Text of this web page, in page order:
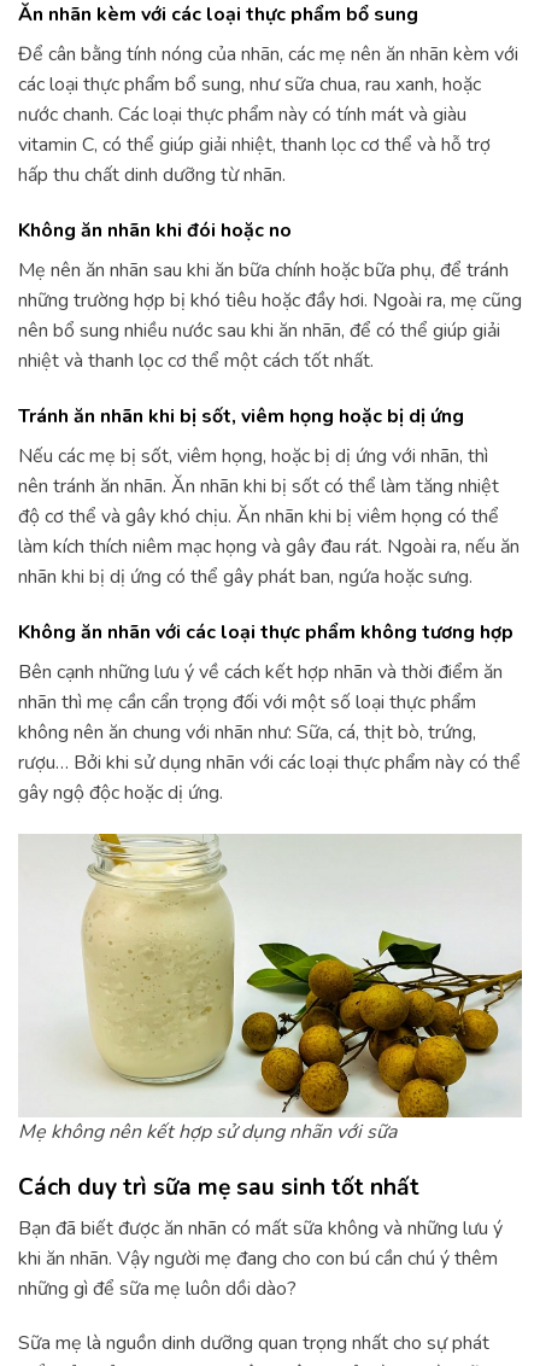
Ăn nhãn kèm với các loại thực phẩm bổ sung
Để cân bằng tính nóng của nhãn, các mẹ nên ăn nhãn kèm với
các loại thực phẩm bổ sung, như sữa chua, rau xanh, hoặc
nước chanh. Các loại thực phẩm này có tính mát và giàu
vitamin C, có thể giúp giải nhiệt, thanh lọc cơ thể và hỗ trợ
hấp thu chất dinh dưỡng từ nhãn.
Không ăn nhãn khi đói hoặc no
Mẹ nên ăn nhãn sau khi ăn bữa chính hoặc bữa phụ, để tránh
những trường hợp bị khó tiêu hoặc đầy hơi. Ngoài ra, mẹ cũng
nên bổ sung nhiều nước sau khi ăn nhãn, để có thể giúp giải
nhiệt và thanh lọc cơ thể một cách tốt nhất.
Tránh ăn nhãn khi bị sốt, viêm họng hoặc bị dị ứng
Nếu các mẹ bị sốt, viêm họng, hoặc bị dị ứng với nhãn, thì
nên tránh ăn nhãn. Ăn nhãn khi bị sốt có thể làm tăng nhiệt
độ cơ thể và gây khó chịu. Ăn nhãn khi bị viêm họng có thể
làm kích thích niêm mạc họng và gây đau rát. Ngoài ra, nếu ăn
nhãn khi bị dị ứng có thể gây phát ban, ngứa hoặc sưng.
Không ăn nhãn với các loại thực phẩm không tương hợp
Bên cạnh những lưu ý về cách kết hợp nhãn và thời điểm ăn
nhãn thì mẹ cần cẩn trọng đối với một số loại thực phẩm
không nên ăn chung với nhãn như: Sữa, cá, thịt bò, trứng,
rượu… Bởi khi sử dụng nhãn với các loại thực phẩm này có thể
gây ngộ độc hoặc dị ứng.
Mẹ không nên kết hợp sử dụng nhãn với sữa
Cách duy trì sữa mẹ sau sinh tốt nhất
Bạn đã biết được ăn nhãn có mất sữa không và những lưu ý
khi ăn nhãn. Vậy người mẹ đang cho con bú cần chú ý thêm
những gì để sữa mẹ luôn dồi dào?
Sữa mẹ là nguồn dinh dưỡng quan trọng nhất cho sự phát